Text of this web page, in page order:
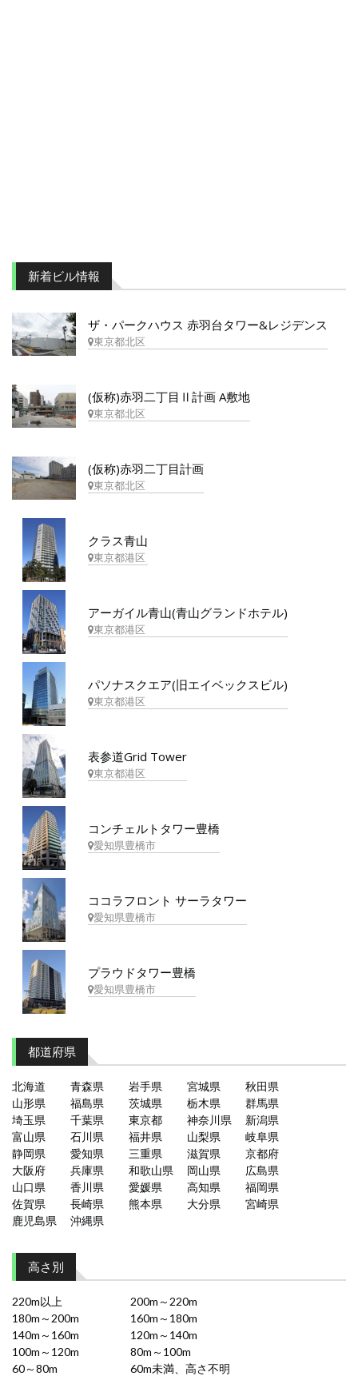
新着ビル情報
ザ・パークハウス 赤羽台タワー&レジデンス
東京都北区
(仮称)赤羽二丁目Ⅱ計画 A敷地
東京都北区
(仮称)赤羽二丁目計画
東京都北区
クラス青山
東京都港区
アーガイル青山(青山グランドホテル)
東京都港区
パソナスクエア(旧エイベックスビル)
東京都港区
表参道Grid Tower
東京都港区
コンチェルトタワー豊橋
愛知県豊橋市
ココラフロント サーラタワー
愛知県豊橋市
プラウドタワー豊橋
愛知県豊橋市
都道府県
北海道 青森県 岩手県 宮城県
秋田県
山形県
福島県 茨城県 栃木県
群馬県
埼玉県
千葉県 東京都 神奈川県
新潟県
富山県
石川県 福井県 山梨県
岐阜県
静岡県
愛知県 三重県 滋賀県
京都府
大阪府
兵庫県 和歌山県 岡山県
広島県
山口県
香川県 愛媛県 高知県
福岡県
佐賀県
長崎県 熊本県 大分県
宮崎県
鹿児島県
沖縄県
高さ別
220m以上
200m～220m
180m～200m
160m～180m
140m～160m
120m～140m
100m～120m
80m～100m
60～80m
60m未満、高さ不明